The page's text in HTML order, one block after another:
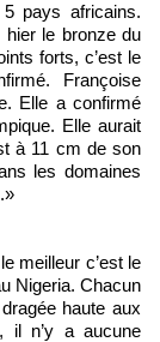
pays africains.
hier le bronze du
forts, c’est le
Françoise
Elle a confirmé
Elle aurait
à 11 cm de son
les domaines
meilleur c’est le
Nigeria. Chacun
haute aux
il n’y a aucune